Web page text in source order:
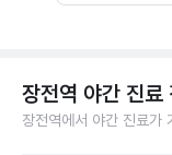
장전역 야간 진료
장전역에서 야간 진료가